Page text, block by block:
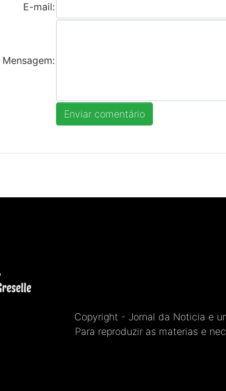
E-mail:
Mensagem:
Copyright - Jornal da Noticia e
Para reproduzir as materias e